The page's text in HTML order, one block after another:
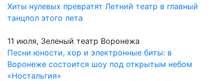
Хиты нулевых превратят Летний театр в главный
танцпол этого лета
11 июля, Зеленый театр Воронежа
Песни юности, хор и электронные биты: в
Воронеже состоится шоу под открытым небом
«Ностальгия»